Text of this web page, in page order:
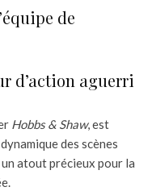
de
d’action aguerri
Hobbs & Shaw, est
des scènes
atout précieux pour la